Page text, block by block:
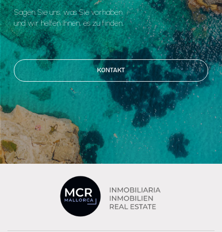
Sagen Sie uns, was Sie vorhaben
und wir helfen Ihnen, es zu finden.
KONTAKT